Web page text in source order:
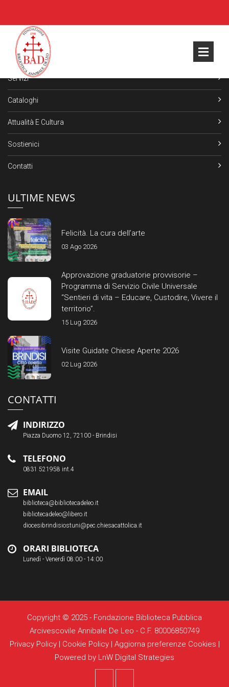
NAVIGAZIONE
La Storia
Servizi
Cataloghi
Attualità E Cultura
Sostienici
Contatti
ULTIME NEWS
Felicità. La cura dell’arte
03 Ago 2026
Approvazione graduatorie provvisorie –
Programma di Servizio Civile Universale
“Sentieri di vita – Educare, Custodire, Vivere il
territorio”.
15 Lug 2026
Visite Guidate Chiese Aperte 2026
02 Lug 2026
CONTATTI
INDIRIZZO
Piazza Duomo 12, 72100 - Brindisi
TELEFONO
0831 521958 int.4
EMAIL
biblioteca@bibliotecadeleo.it
bibliotecadeleo@libero.it
diocesibrindisiostuni@pec.chiesacattolica.it
ORARI BIBLIOTECA
Lunedì - Venerdì 08:00 - 14:00
Copyright © 2025 - Fondazione Biblioteca Pubblica
Arcivescovile Annibale De Leo - C.F. 80006850749
Privacy Policy| Cookie Policy| Aggiorna preferenze Cookies |
Powered by LnW Digital Strategies